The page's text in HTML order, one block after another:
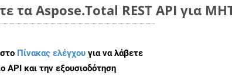
τα Aspose.Total REST API για
Πίνακας ελέγχου για να λάβετε
API και την εξουσιοδότηση